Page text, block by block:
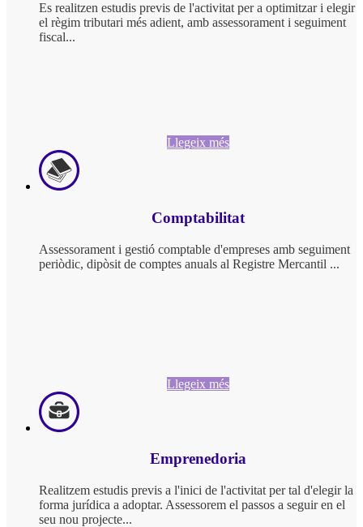
Es realitzen estudis previs de l'activitat per a optimitzar i elegir
el règim tributari més adient, amb assessorament i seguiment
fiscal...
Llegeix més
Comptabilitat
Assessorament i gestió comptable d'empreses amb seguiment
periòdic, dipòsit de comptes anuals al Registre Mercantil ...
Llegeix més
Emprenedoria
Realitzem estudis previs a l'inici de l'activitat per tal d'elegir la
forma jurídica a adoptar. Assessorem el passos a seguir en el
seu nou projecte...